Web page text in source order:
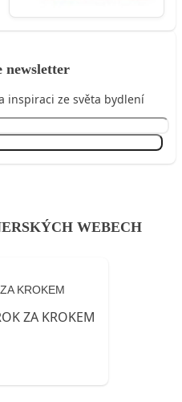
newsletter
inspiraci ze světa bydlení
WEBECH
KROKEM